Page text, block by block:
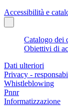
Accessibilità e
Catalogo dei
Obiettivi di
Dati ulteriori
Privacy -
Whistleblowing
Pnnr
Informatizzazione